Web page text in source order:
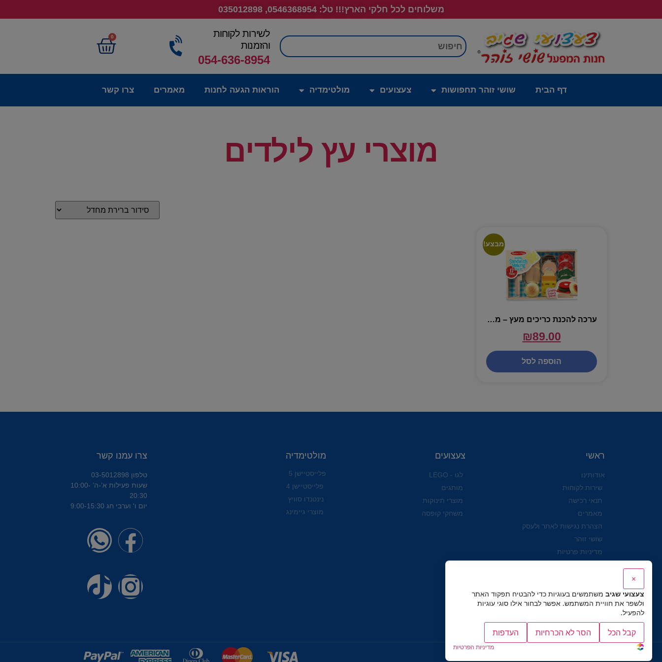
משלוחים לכל חלקי הארץ!!! טל: 0546368954, 035012898
חיפוש
לשירות לקוחות
והזמנות
054-636-8954
0
דף הבית שושי זוהר תחפושות צעצועים מולטימדיה הוראות הגעה לחנות מאמרים צרו קשר
מוצרי עץ לילדים
מבצע!
ערכה להכנת כריכים מעץ – מליסה ודאג
₪89.00
הוספה לסל
ראשי
אודותינו
שירות לקוחות
תנאי רכישה
מאמרים
הצהרת נגישות לאתר ולעסק
שושי זוהר
מדיניות פרטיות
צעצועים
לגו - LEGO
מותגים
מוצרי תינוקות
משחקי קופסה
מולטימדיה
פלייסטיישן 5
פלייסטיישן 4
נינטנדו סוויץ
מוצרי גיימינג
צרו עמנו קשר
טלפון 03-5012898
שעות פעילות א’-ה’ 10:00-
20:30
יום ו' וערבי חג 9:00-15:30
×
צעצועי שגיב משתמשים בעוגיות כדי להבטיח תפקוד האתר
ולשפר את חוויית המשתמש. אפשר לבחור אילו סוגי עוגיות
להפעיל.
קבל הכל הסר לא הכרחיות העדפות
מדיניות הפרטיות